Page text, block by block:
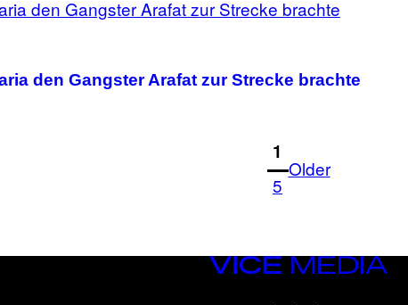
den Gangster Arafat zur Strecke brachte
1
5
Older
VICE